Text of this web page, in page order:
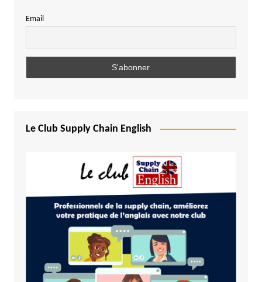
Email
Le Club Supply Chain English